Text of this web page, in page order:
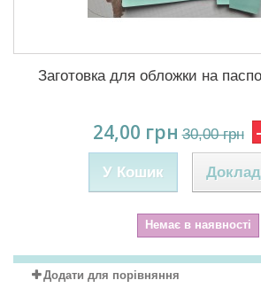
Заготовка для обложки на
24,00 грн 30,00 грн
У Кошик
Немає в наявності
Додати для порівняння